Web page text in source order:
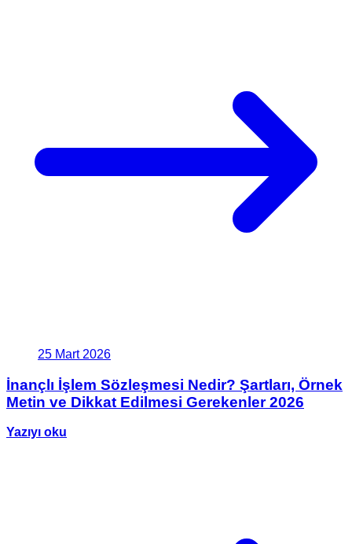
25 Mart 2026
İnançlı İşlem Sözleşmesi Nedir? Şartları, Örnek
Metin ve Dikkat Edilmesi Gerekenler 2026
Yazıyı oku